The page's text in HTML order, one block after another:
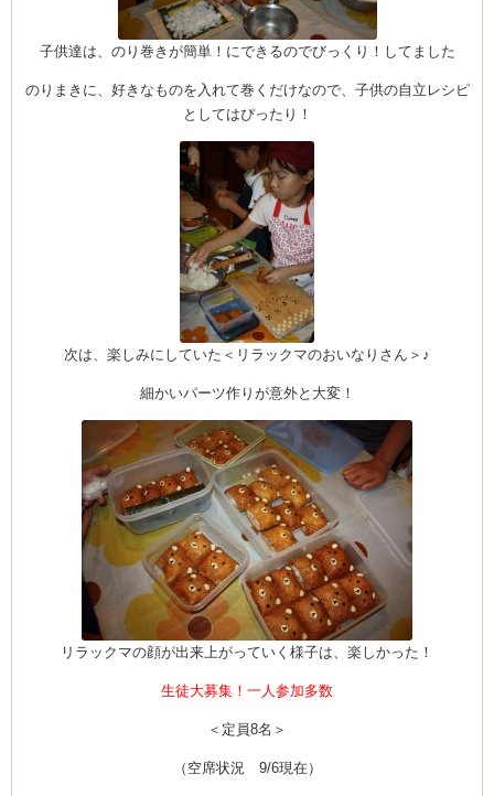
子供達は、のり巻きが簡単！にできるのでびっくり！してました
のりまきに、好きなものを入れて巻くだけなので、子供の自立レシピ
としてはぴったり！
次は、楽しみにしていた＜リラックマのおいなりさん＞♪
細かいパーツ作りが意外と大変！
リラックマの顔が出来上がっていく様子は、楽しかった！
生徒大募集！一人参加多数
＜定員8名＞
（空席状況 9/6現在）